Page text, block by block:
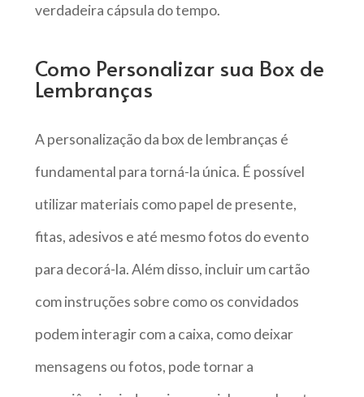
verdadeira cápsula do tempo.
Como Personalizar sua Box de
Lembranças
A personalização da box de lembranças é
fundamental para torná-la única. É possível
utilizar materiais como papel de presente,
fitas, adesivos e até mesmo fotos do evento
para decorá-la. Além disso, incluir um cartão
com instruções sobre como os convidados
podem interagir com a caixa, como deixar
mensagens ou fotos, pode tornar a